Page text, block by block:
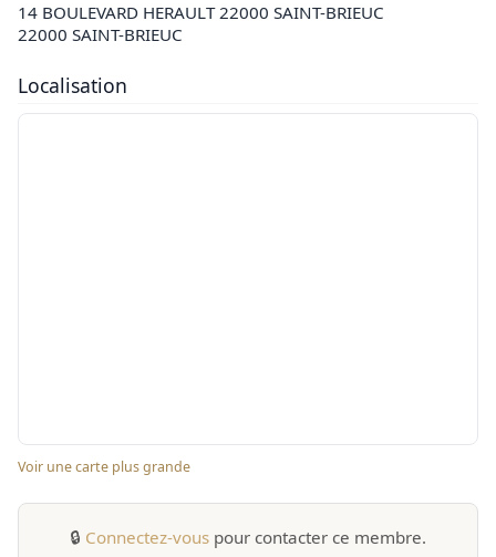
14 BOULEVARD HERAULT 22000 SAINT-BRIEUC
22000 SAINT-BRIEUC
Localisation
Voir une carte plus grande
🔒 Connectez-vous pour contacter ce membre.